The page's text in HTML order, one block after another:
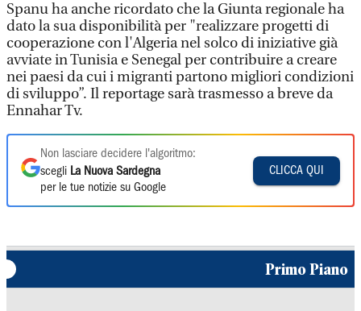
Spanu ha anche ricordato che la Giunta regionale ha
dato la sua disponibilità per "realizzare progetti di
cooperazione con l'Algeria nel solco di iniziative già
avviate in Tunisia e Senegal per contribuire a creare
nei paesi da cui i migranti partono migliori condizioni
di sviluppo”. Il reportage sarà trasmesso a breve da
Ennahar Tv.
Non lasciare decidere l'algoritmo:
scegli La Nuova Sardegna
per le tue notizie su Google
CLICCA QUI
Primo Piano